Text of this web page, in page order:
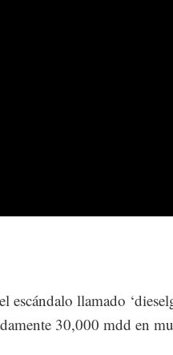
escándalo llamado
30,000 mdd en